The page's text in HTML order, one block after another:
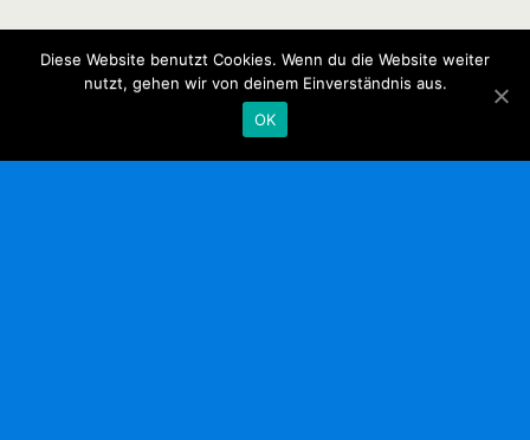
Diese Website benutzt Cookies. Wenn du die Website weiter
nutzt, gehen wir von deinem Einverständnis aus.
OK